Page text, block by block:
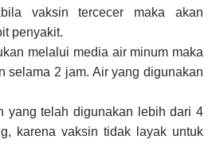
vaksin tercecer maka akan
penyakit.
melalui media air minum maka
selama 2 jam. Air yang digunakan
yang telah digunakan lebih dari 4
karena vaksin tidak layak untuk